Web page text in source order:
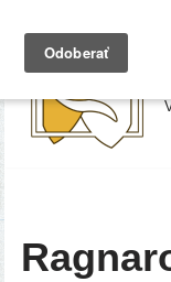
Preskočiť